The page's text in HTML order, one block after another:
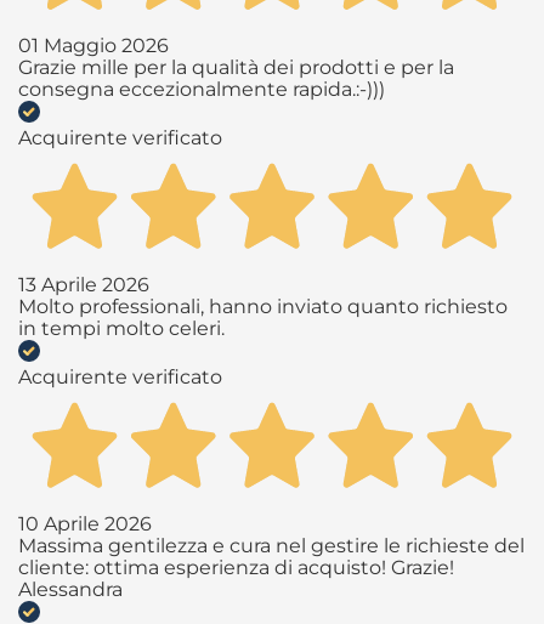
01 Maggio 2026
Grazie mille per la qualità dei prodotti e per la
consegna eccezionalmente rapida.:-)))
Acquirente verificato
13 Aprile 2026
Molto professionali, hanno inviato quanto richiesto
in tempi molto celeri.
Acquirente verificato
10 Aprile 2026
Massima gentilezza e cura nel gestire le richieste del
cliente: ottima esperienza di acquisto! Grazie!
Alessandra